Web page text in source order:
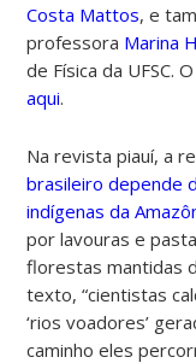
Costa Mattos, e
professora Marina
de Física da UFSC.
aqui.
Na revista piauí, a
brasileiro depende
indígenas da
por lavouras e
florestas mantidas
texto, “cientistas
‘rios voadores’
caminho eles